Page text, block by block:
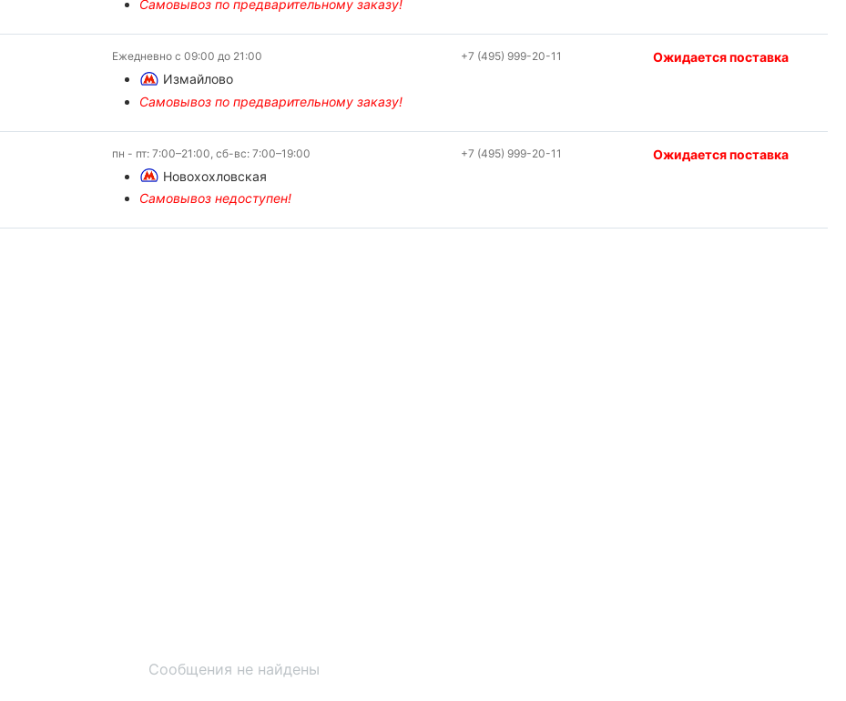
Самовывоз по предварительному заказу!
Ежедневно с 09:00 до 21:00
Измайлово
Самовывоз по предварительному заказу!
+7 (495) 999-20-11 Ожидается поставка
пн - пт: 7:00–21:00, сб-вс: 7:00–19:00
Новохохловская
Самовывоз недоступен!
+7 (495) 999-20-11 Ожидается поставка
Сообщения не найдены